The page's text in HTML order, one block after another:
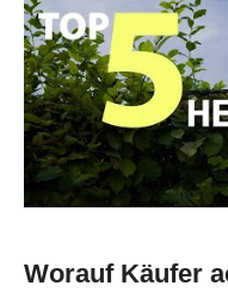
Worauf Käufer